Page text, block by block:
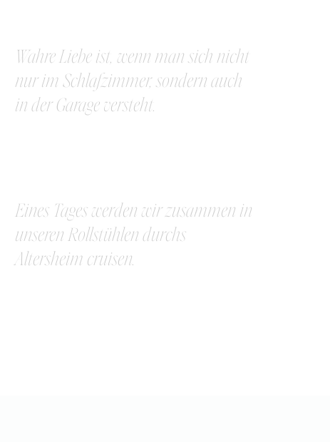
Wahre Liebe ist, wenn man sich nicht
nur im Schlafzimmer, sondern auch
in der Garage versteht.
Eines Tages werden wir zusammen in
unseren Rollstühlen durchs
Altersheim cruisen.